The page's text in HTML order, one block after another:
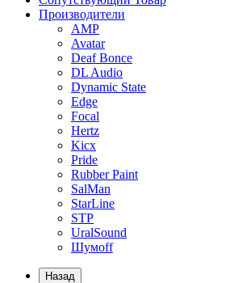
Производители
AMP
Avatar
Deaf Bonce
DL Audio
Dynamic State
Edge
Focal
Hertz
Kicx
Pride
Rubber Paint
SalMan
StarLine
STP
UralSound
Шумoff
Назад